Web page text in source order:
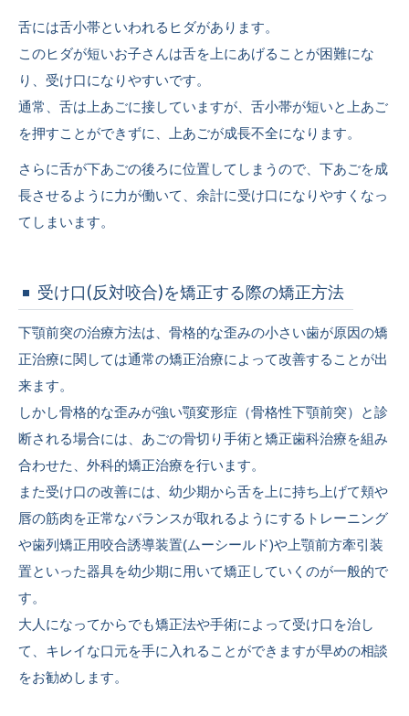
舌には舌小帯といわれるヒダがあります。
このヒダが短いお子さんは舌を上にあげることが困難にな
り、受け口になりやすいです。
通常、舌は上あごに接していますが、舌小帯が短いと上あご
を押すことができずに、上あごが成長不全になります。
さらに舌が下あごの後ろに位置してしまうので、下あごを成
長させるように力が働いて、余計に受け口になりやすくなっ
てしまいます。
受け口(反対咬合)を矯正する際の矯正方法
下顎前突の治療方法は、骨格的な歪みの小さい歯が原因の矯
正治療に関しては通常の矯正治療によって改善することが出
来ます。
しかし骨格的な歪みが強い顎変形症（骨格性下顎前突）と診
断される場合には、あごの骨切り手術と矯正歯科治療を組み
合わせた、外科的矯正治療を行います。
また受け口の改善には、幼少期から舌を上に持ち上げて頬や
唇の筋肉を正常なバランスが取れるようにするトレーニング
や歯列矯正用咬合誘導装置(ムーシールド)や上顎前方牽引装
置といった器具を幼少期に用いて矯正していくのが一般的で
す。
大人になってからでも矯正法や手術によって受け口を治し
て、キレイな口元を手に入れることができますが早めの相談
をお勧めします。